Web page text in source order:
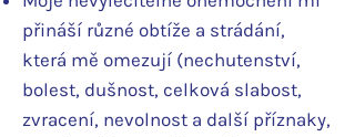
přináší různé obtíže a strádání,
která mě omezují (nechutenství,
bolest, dušnost, celková slabost,
zvracení, nevolnost a další příznaky,